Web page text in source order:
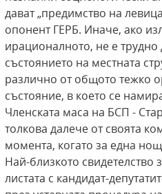
дават „предимство на
опонент ГЕРБ. Иначе, ако
ирационалното, не е трудно
състоянието на местната
различно от общото тежко
състояние, в което се
Членската маса на БСП -
толкова далече от своята
момента, когато за една
Най-близкото свидетелство
листата с кандидат-